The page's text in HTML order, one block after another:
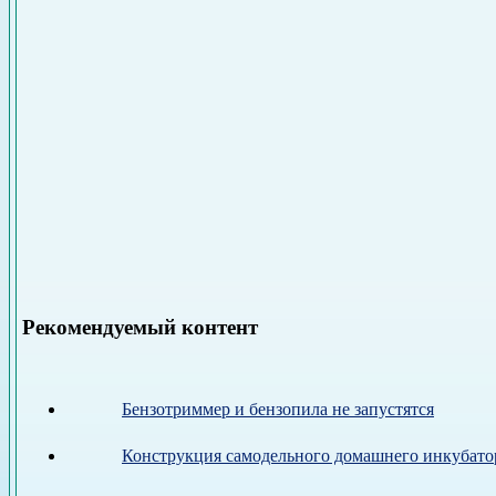
Рекомендуемый контент
Бензотриммер и бензопила не запустятся
Конструкция самодельного домашнего